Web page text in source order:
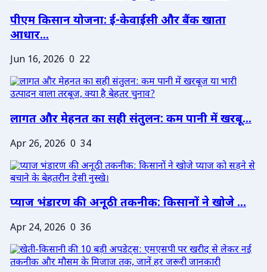
पीएम किसान योजना: ई-केवाईसी और बैंक खाता
आधार...
Jun 16, 2026 0 22
लागत और मेहनत का सही संतुलन: कम पानी में खरबू...
Apr 26, 2026 0 34
प्याज भंडारण की अनूठी तकनीक: किसानों ने खोजे ...
Apr 24, 2026 0 36